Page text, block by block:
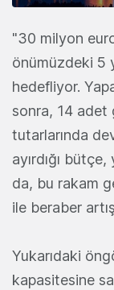
"30 milyon
önümüzdeki 5
hedefliyor.
sonra, 14 adet
tutarlarında
ayırdığı
da, bu rakam
ile beraber
Yukarıdaki
kapasitesine